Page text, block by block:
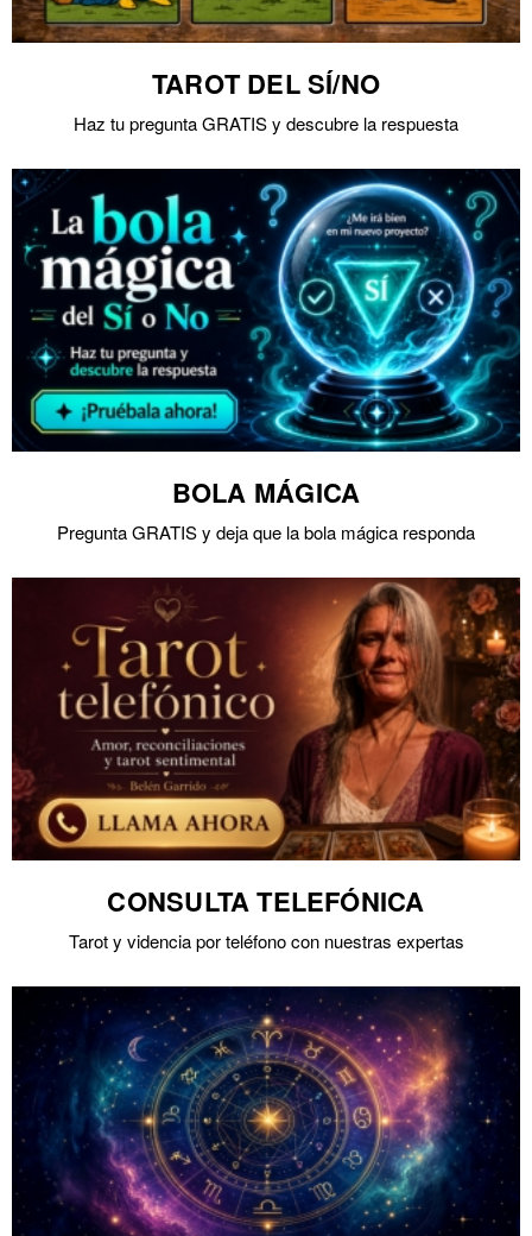
TAROT DEL SÍ/NO
Haz tu pregunta GRATIS y descubre la respuesta
BOLA MÁGICA
Pregunta GRATIS y deja que la bola mágica responda
CONSULTA TELEFÓNICA
Tarot y videncia por teléfono con nuestras expertas